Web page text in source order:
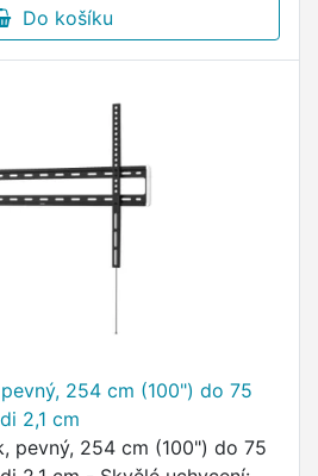
Do košíku
254 cm (100") do 75
2,1 cm
pevný, 254 cm (100") do 75